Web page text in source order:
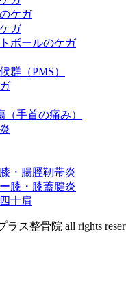
ケガ
ガ
ボールのケガ
群（PMS）
（手首の痛み）
・腸脛靭帯炎
膝・膝蓋腱炎
十肩
ラス整骨院 all rights